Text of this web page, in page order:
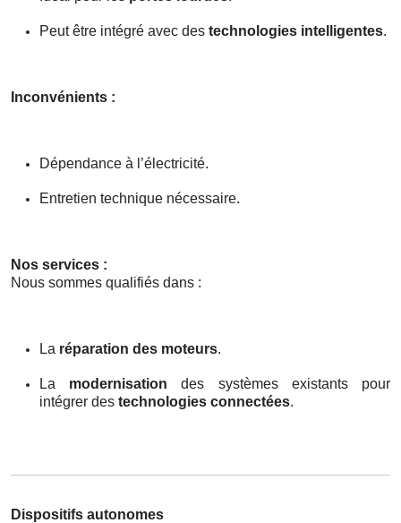
Peut être intégré avec des technologies intelligentes.
Inconvénients :
Dépendance à l’électricité.
Entretien technique nécessaire.
Nos services :
Nous sommes qualifiés dans :
La réparation des moteurs.
La modernisation des systèmes existants pour
intégrer des technologies connectées.
Dispositifs autonomes